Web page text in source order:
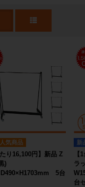
人気商品
たり16,100円】新品 Z
)
5台
新
【
ラ
台